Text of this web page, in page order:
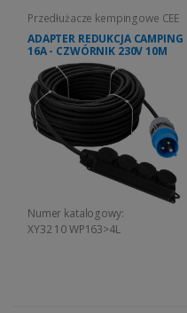
Przedłużacze kempingowe CEE
ADAPTER REDUKCJA CAMPING
16A - CZWÓRNIK 230V 10M
Numer katalogowy:
XY32 10 WP163>4L